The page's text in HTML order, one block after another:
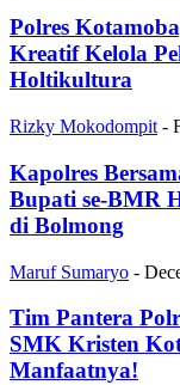
Polres
Kreatif Kelola
Holtikultura
Rizky Mokodompit -
Kapolres
Bupati se-BMR
di Bolmong
Maruf Sumaryo -
Tim Pantera
SMK Kristen
Manfaatnya!